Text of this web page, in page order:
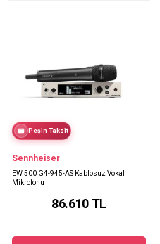
Peşin Taksit
Sennheiser
EW 500 G4-945-AS Kablosuz Vokal
Mikrofonu
86.610TL